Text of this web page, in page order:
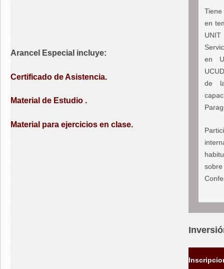
Arancel Especial incluye:
Certificado de Asistencia.
Material de Estudio .
Material para ejercicios en clase.
en
UNIT
en
de
sobre